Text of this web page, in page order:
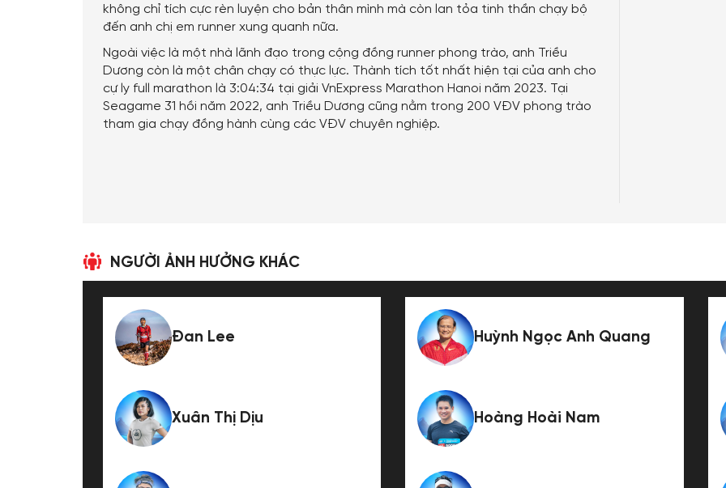
không chỉ tích cực rèn luyện cho bản thân mình mà còn lan tỏa tinh thần chạy bộ
đến anh chị em runner xung quanh nữa.
Ngoài việc là một nhà lãnh đạo trong cộng đồng runner phong trào, anh Triều
Dương còn là một chân chạy có thực lực. Thành tích tốt nhất hiện tại của anh cho
cự ly full marathon là 3:04:34 tại giải VnExpress Marathon Hanoi năm 2023. Tại
Seagame 31 hồi năm 2022, anh Triều Dương cũng nằm trong 200 VĐV phong trào
tham gia chạy đồng hành cùng các VĐV chuyên nghiệp.
NGƯỜI ẢNH HƯỞNG KHÁC
Đan Lee Huỳnh Ngọc Anh Quang
Xuân Thị Dịu Hoàng Hoài Nam